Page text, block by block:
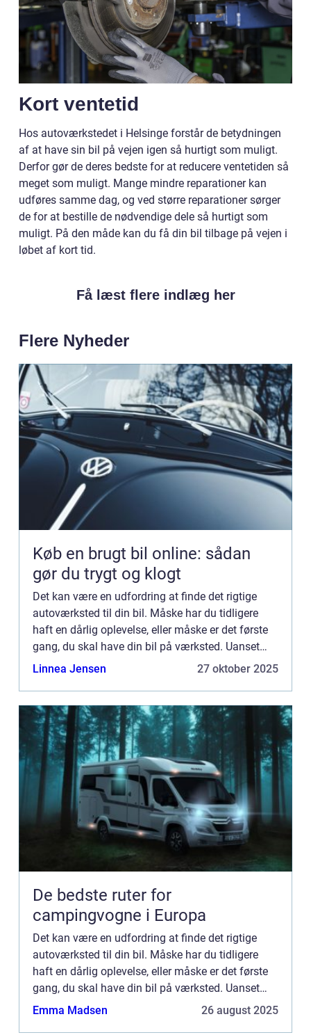
Kort ventetid
Hos autoværkstedet i Helsinge forstår de betydningen
af at have sin bil på vejen igen så hurtigt som muligt.
Derfor gør de deres bedste for at reducere ventetiden så
meget som muligt. Mange mindre reparationer kan
udføres samme dag, og ved større reparationer sørger
de for at bestille de nødvendige dele så hurtigt som
muligt. På den måde kan du få din bil tilbage på vejen i
løbet af kort tid.
Få læst flere indlæg her
Flere Nyheder
Køb en brugt bil online: sådan
gør du trygt og klogt
Det kan være en udfordring at finde det rigtige
autoværksted til din bil. Måske har du tidligere
haft en dårlig oplevelse, eller måske er det første
gang, du skal have din bil på værksted. Uanset
hvad ...
Linnea Jensen 27 oktober 2025
De bedste ruter for
campingvogne i Europa
Det kan være en udfordring at finde det rigtige
autoværksted til din bil. Måske har du tidligere
haft en dårlig oplevelse, eller måske er det første
gang, du skal have din bil på værksted. Uanset
hvad ...
Emma Madsen 26 august 2025